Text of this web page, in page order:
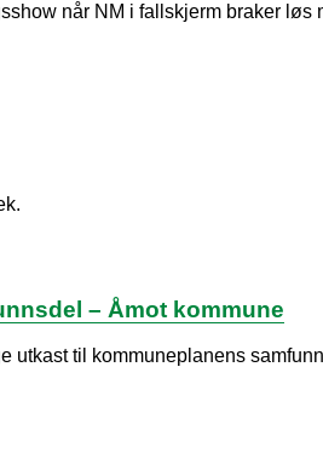
når NM i fallskjerm braker løs
– Åmot kommune
utkast til kommuneplanens